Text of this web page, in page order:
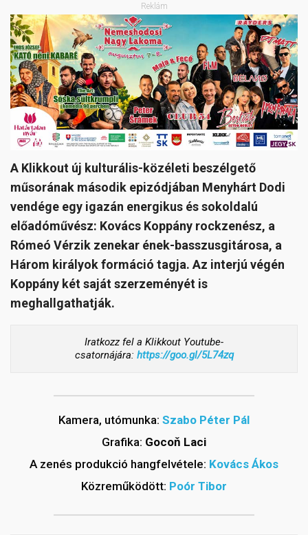
Reklám
A Klikkout új kulturális-közéleti beszélgető
műsorának második epizódjában Menyhárt Dodi
vendége egy igazán energikus és sokoldalú
előadóművész: Kovács Koppány rockzenész, a
Rómeó Vérzik zenekar ének-basszusgitárosa, a
Három királyok formáció tagja. Az interjú végén
Koppány két saját szerzeményét is
meghallgathatják.
Iratkozz fel a Klikkout Youtube-
csatornájára: https://goo.gl/5L74zq
Kamera, utómunka: Szabo Péter Pál
Grafika: Gocoň Laci
A zenés produkció hangfelvétele: Kovács Ákos
Közreműködött: Poór Tibor